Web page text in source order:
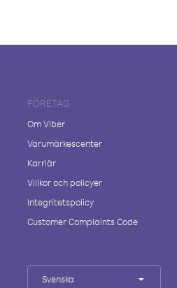
FÖRETAG
Om Viber
Varumärkescenter
Karriär
Villkor och policyer
Integritetspolicy
Customer Complaints Code
Svenska